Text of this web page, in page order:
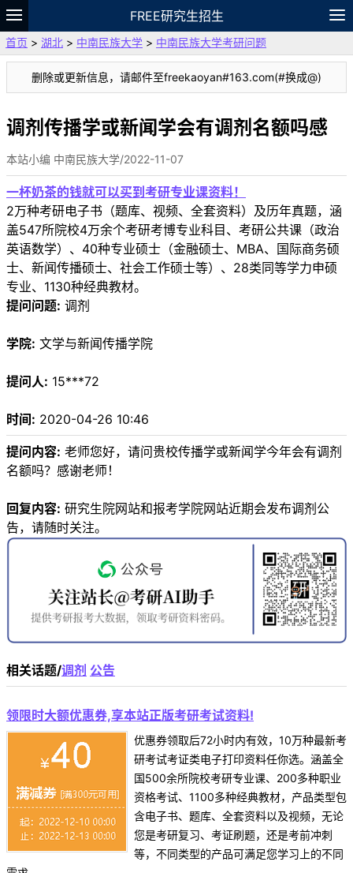
FREE研究生招生
题库
故事 专题 APP 笔记
论坛
VIP
资料
首页 > 湖北 > 中南民族大学 > 中南民族大学考研问题
删除或更新信息，请邮件至freekaoyan#163.com(#换成@)
调剂传播学或新闻学会有调剂名额吗感
本站小编 中南民族大学/2022-11-07
一杯奶茶的钱就可以买到考研专业课资料！
2万种考研电子书（题库、视频、全套资料）及历年真题，涵
盖547所院校4万余个考研考博专业科目、考研公共课（政治
英语数学）、40种专业硕士（金融硕士、MBA、国际商务硕
士、新闻传播硕士、社会工作硕士等）、28类同等学力申硕
专业、1130种经典教材。
提问问题: 调剂
学院: 文学与新闻传播学院
提问人: 15***72
时间: 2020-04-26 10:46
提问内容: 老师您好，请问贵校传播学或新闻学今年会有调剂
名额吗？感谢老师！
回复内容: 研究生院网站和报考学院网站近期会发布调剂公
告，请随时关注。
相关话题/调剂 公告
领限时大额优惠券,享本站正版考研考试资料!
优惠券领取后72小时内有效，10万种最新考
研考试考证类电子打印资料任你选。涵盖全
国500余所院校考研专业课、200多种职业
资格考试、1100多种经典教材，产品类型包
含电子书、题库、全套资料以及视频，无论
您是考研复习、考证刷题，还是考前冲刺
等，不同类型的产品可满足您学习上的不同